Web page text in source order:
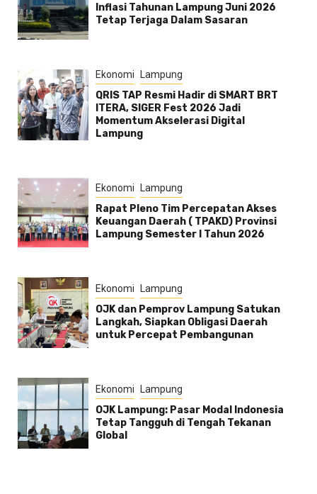
Inflasi Tahunan Lampung Juni 2026
Tetap Terjaga Dalam Sasaran
Ekonomi Lampung
QRIS TAP Resmi Hadir di SMART BRT
ITERA, SIGER Fest 2026 Jadi
Momentum Akselerasi Digital
Lampung
Ekonomi Lampung
Rapat Pleno Tim Percepatan Akses
Keuangan Daerah ( TPAKD) Provinsi
Lampung Semester l Tahun 2026
Ekonomi Lampung
OJK dan Pemprov Lampung Satukan
Langkah, Siapkan Obligasi Daerah
untuk Percepat Pembangunan
Ekonomi Lampung
OJK Lampung: Pasar Modal Indonesia
Tetap Tangguh di Tengah Tekanan
Global